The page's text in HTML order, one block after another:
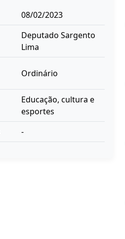
08/02/2023
Deputado Sargento
Lima
Ordinário
Educação, cultura e
esportes
-